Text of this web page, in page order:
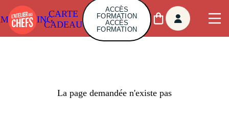
CARTE
CADEAU
ACCÈS
FORMATION
ACCÈS
FORMATION
La page demandée n'existe pas